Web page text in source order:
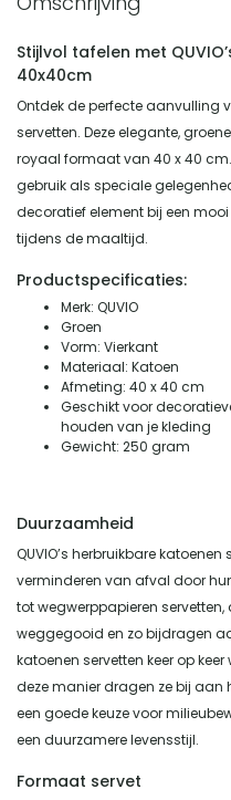
Stijlvol tafelen met
40x40cm
Ontdek de perfecte aanvulling
servetten. Deze elegante,
royaal formaat van 40 x 40
gebruik als speciale
decoratief element bij een
tijdens de maaltijd.
Productspecificaties:
Merk: QUVIO
Groen
Vorm: Vierkant
Materiaal: Katoen
Afmeting: 40 x 40 cm
Geschikt voor
houden van je kleding
Gewicht: 250 gram
Duurzaamheid
QUVIO’s herbruikbare
verminderen van afval door
tot wegwerppapieren
weggegooid en zo bijdragen
katoenen servetten keer op
deze manier dragen ze bij aan
een goede keuze voor
een duurzamere levensstijl.
Formaat servet